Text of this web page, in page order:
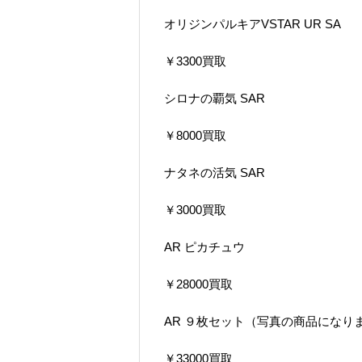
オリジンパルキアVSTAR UR SA
￥3300買取
シロナの覇気 SAR
￥8000買取
ナタネの活気 SAR
￥3000買取
AR ピカチュウ
￥28000買取
AR ９枚セット（写真の商品になり
￥33000買取